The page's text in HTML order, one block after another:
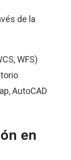
de la
WFS)
AutoCAD
en